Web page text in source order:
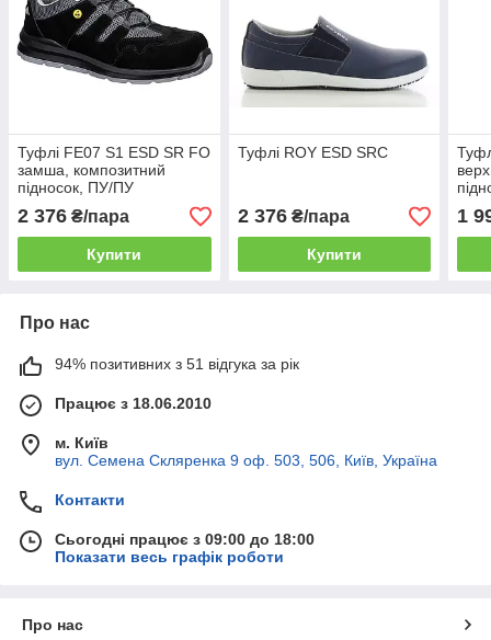
Туфлі FE07 S1 ESD SR FO
замша, композитний
підносок, ПУ/ПУ
2 376 ₴/пара
Купити
Туфлі ROY ESD SRC
2 376₴/пара
Купити
1
Про нас
94% позитивних з 51 відгука за рік
Працює з 18.06.2010
м. Київ
вул. Семена Скляренка 9 оф. 503, 506, Київ, Україна
Контакти
Сьогодні працює з 09:00 до 18:00
Показати весь графік роботи
Про нас